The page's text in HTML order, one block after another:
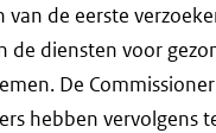
de eerste
de diensten voor
De
hebben vervolgens